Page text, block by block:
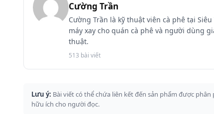
Cường Trần
Cường Trần là kỹ thuật viên cà phê tại
máy xay cho quán cà phê và người dùng
thuật.
513 bài viết
Lưu ý: Bài viết có thể chứa liên kết đến sản phẩm được
hữu ích cho người đọc.